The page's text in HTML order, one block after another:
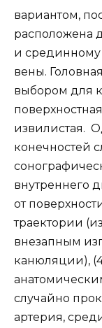
вариантом,
расположена
и срединному
вены.
выбором для
извилистая.
конечностей
внутреннего
от
траектории
внезапным
канюляции),
случайно
артерия,